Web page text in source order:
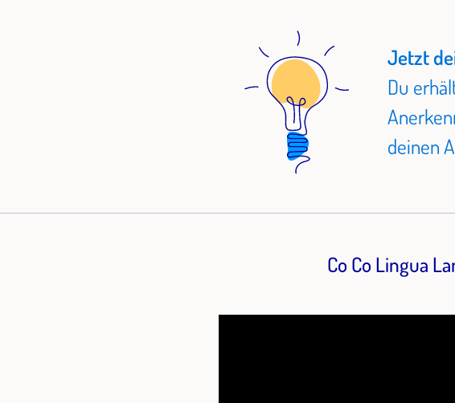
Geschichte der Kanaren) Sprachen: Spanisch (Muttersprache), Deutsch
(fließend), Englisch (gute Kenntnisse)
Jetzt
Du
deinen
Co Co Lingua